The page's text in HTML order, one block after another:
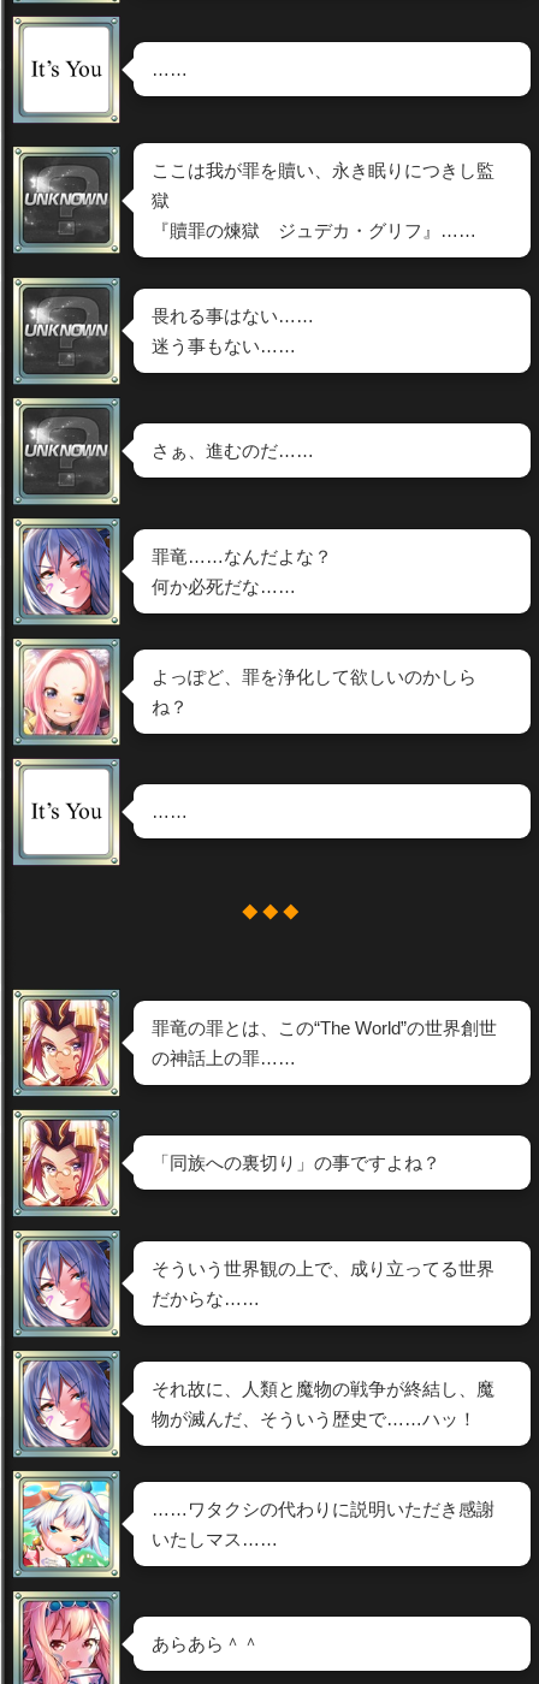
……
ここは我が罪を贖い、永き眠りにつきし監
獄
『贖罪の煉獄 ジュデカ・グリフ』……
畏れる事はない……
迷う事もない……
さぁ、進むのだ……
罪竜……なんだよな？
何か必死だな……
よっぽど、罪を浄化して欲しいのかしら
ね？
……
◆ ◆ ◆
罪竜の罪とは、この“The World”の世界創世
の神話上の罪……
「同族への裏切り」の事ですよね？
そういう世界観の上で、成り立ってる世界
だからな……
それ故に、人類と魔物の戦争が終結し、魔
物が滅んだ、そういう歴史で……ハッ！
……ワタクシの代わりに説明いただき感謝
いたしマス……
あらあら＾＾